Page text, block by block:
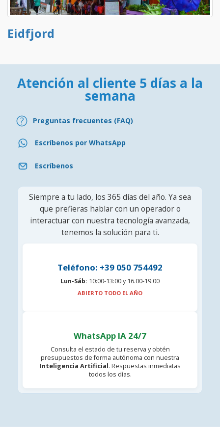
Eidfjord
Atención al cliente 5 días a la
semana
Preguntas frecuentes (FAQ)
Escríbenos por WhatsApp
Escríbenos
Siempre a tu lado, los 365 días del año. Ya sea
que prefieras hablar con un operador o
interactuar con nuestra tecnología avanzada,
tenemos la solución para ti.
Teléfono: +39 050 754492
Lun-Sáb: 10:00-13:00 y 16.00-19:00
ABIERTO TODO EL AÑO
WhatsApp IA 24/7
Consulta el estado de tu reserva y obtén
presupuestos de forma autónoma con nuestra
Inteligencia Artificial. Respuestas inmediatas
todos los días.